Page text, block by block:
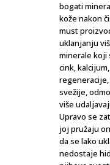
bogati
kože nakon
must
uklanjanju
minerale koji
cink,
svežije,
više
Upravo se
joj pružaju
da se lako
nedostaje